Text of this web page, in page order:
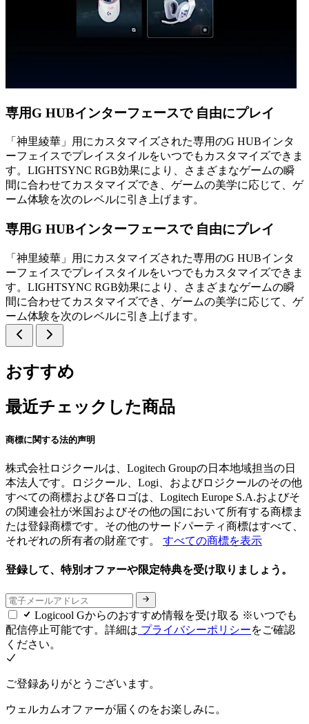
専用G HUBインターフェースで 自由にプレイ
「神里綾華」用にカスタマイズされた専用のG HUBインタ
ーフェイスでプレイスタイルをいつでもカスタマイズできま
す。LIGHTSYNC RGB効果により、さまざまなゲームの瞬
間に合わせてカスタマイズでき、ゲームの美学に応じて、ゲ
ーム体験を次のレベルに引き上げます。
専用G HUBインターフェースで 自由にプレイ
「神里綾華」用にカスタマイズされた専用のG HUBインタ
ーフェイスでプレイスタイルをいつでもカスタマイズできま
す。LIGHTSYNC RGB効果により、さまざまなゲームの瞬
間に合わせてカスタマイズでき、ゲームの美学に応じて、ゲ
ーム体験を次のレベルに引き上げます。
おすすめ
最近チェックした商品
商標に関する法的声明
株式会社ロジクールは、Logitech Groupの日本地域担当の日
本法人です。ロジクール、Logi、およびロジクールのその他
すべての商標および各ロゴは、Logitech Europe S.A.およびそ
の関連会社が米国およびその他の国において所有する商標ま
たは登録商標です。その他のサードパーティ商標はすべて、
それぞれの所有者の財産です。 すべての商標を表示
登録して、特別オファーや限定特典を受け取りましょう。
Logicool Gからのおすすめ情報を受け取る ※いつでも
配信停止可能です。詳細は プライバシーポリシーをご確認
ください。
ご登録ありがとうございます。
ウェルカムオファーが届くのをお楽しみに。